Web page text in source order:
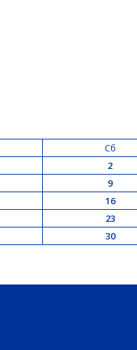
Сб
2
9
16
23
30